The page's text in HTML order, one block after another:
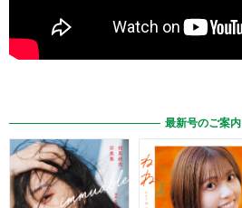
最新号のご案内